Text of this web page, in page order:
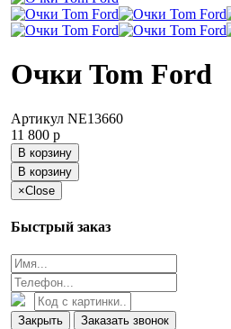
Очки Tom Ford
Артикул NE13660
11 800 p
В корзину
В корзину
×Close
Быстрый заказ
Закрыть Заказать звонок